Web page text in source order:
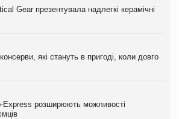
Gear презентувала надлегкі керамічні
які стануть в пригоді, коли довго
Express розширюють можливості